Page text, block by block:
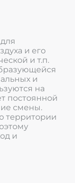
и его
и т.п.
и
на
постоянной
смены.
территории
и